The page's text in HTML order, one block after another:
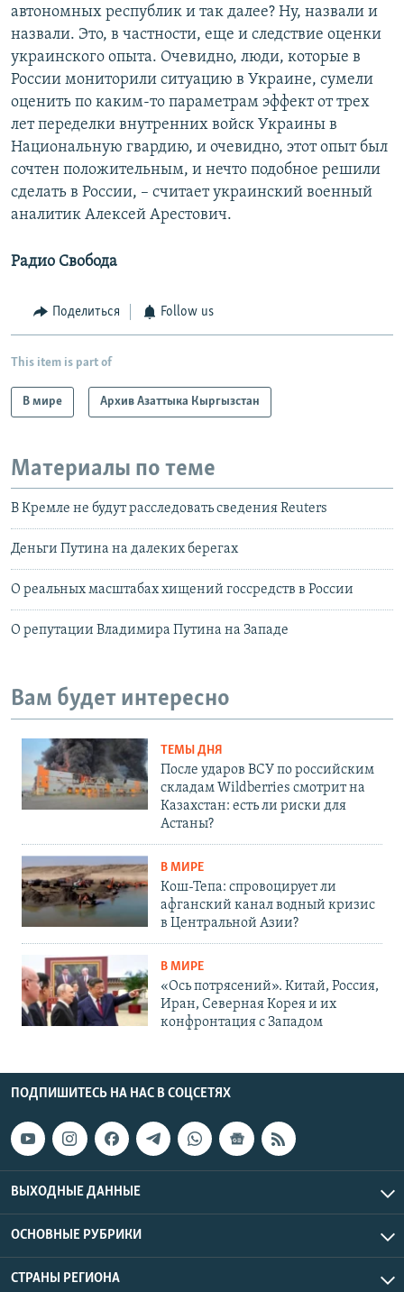
автономных республик и так далее? Ну, назвали и
назвали. Это, в частности, еще и следствие оценки
украинского опыта. Очевидно, люди, которые в
России мониторили ситуацию в Украине, сумели
оценить по каким-то параметрам эффект от трех
лет переделки внутренних войск Украины в
Национальную гвардию, и очевидно, этот опыт был
сочтен положительным, и нечто подобное решили
сделать в России, – считает украинский военный
аналитик Алексей Арестович.
Радио Свобода
Поделиться Follow us
This item is part of
В мире Архив Азаттыка Кыргызстан
Материалы по теме
В Кремле не будут расследовать сведения Reuters
Деньги Путина на далеких берегах
О реальных масштабах хищений госсредств в России
О репутации Владимира Путина на Западе
Вам будет интересно
ТЕМЫ ДНЯ
После ударов ВСУ по российским
складам Wildberries смотрит на
Казахстан: есть ли риски для
Астаны?
В МИРЕ
Кош-Тепа: спровоцирует ли
афганский канал водный кризис
в Центральной Азии?
В МИРЕ
«Ось потрясений». Китай, Россия,
Иран, Северная Корея и их
конфронтация с Западом
ПОДПИШИТЕСЬ НА НАС В СОЦСЕТЯХ
ВЫХОДНЫЕ ДАННЫЕ
ОСНОВНЫЕ РУБРИКИ
СТРАНЫ РЕГИОНА